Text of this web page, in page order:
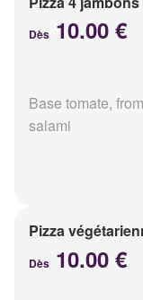
Dès 10.00 €
Base tomate,
salami
Pizza
Dès 10.00 €